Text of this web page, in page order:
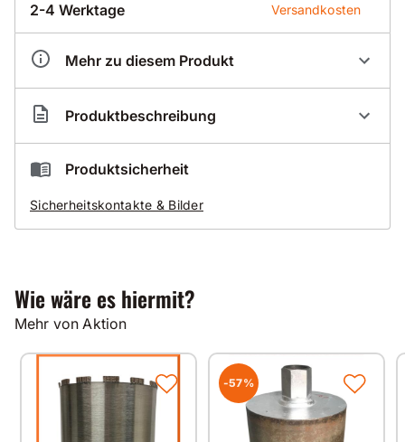
2-4 Werktage Versandkosten
Mehr zu diesem Produkt
Artikelnummer
KB100002
310 mm
Durchmesser
112 mm
Produktbeschreibung
Kanal Nassbohrkrone
Nutzlänge 300mm
Bohrkronenflansch 1 1/4 Zoll auf 3-Loch - SW41
finden Sie unter der Artikelnummer BZ10380
Erhältlich in
Produktsicherheit
Sicherheitskontakte & Bilder
Wie wäre es hiermit?
Mehr von Aktion
-57%